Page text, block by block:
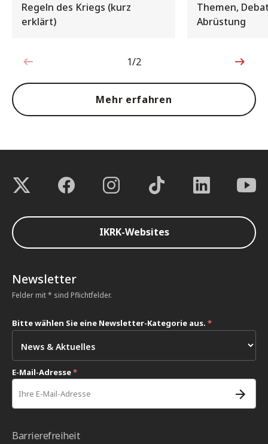
Regeln des Kriegs (kurz
erklärt)
Themen,
Abrüstung
1von2
1/2
Mehr erfahren
IKRK-Websites
Newsletter
Felder mit * sind Pflichtfelder.
Bitte wählen Sie eine Newsletter-Kategorie aus. *
E-Mail-Adresse*
Barrierefreiheit